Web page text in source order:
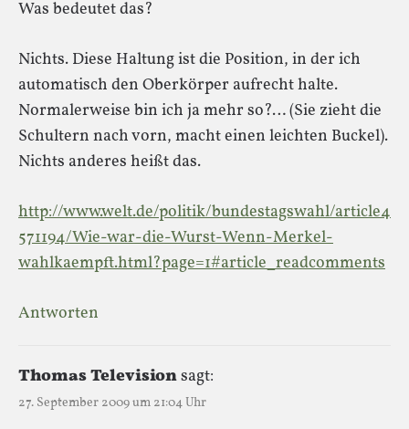
Was bedeutet das?
Nichts. Diese Haltung ist die Position, in der ich
automatisch den Oberkörper aufrecht halte.
Normalerweise bin ich ja mehr so?… (Sie zieht die
Schultern nach vorn, macht einen leichten Buckel).
Nichts anderes heißt das.
http://www.welt.de/politik/bundestagswahl/article4
571194/Wie-war-die-Wurst-Wenn-Merkel-
wahlkaempft.html?page=1#article_readcomments
Antworten
Thomas Televisionsagt:
27. September 2009 um 21:04 Uhr